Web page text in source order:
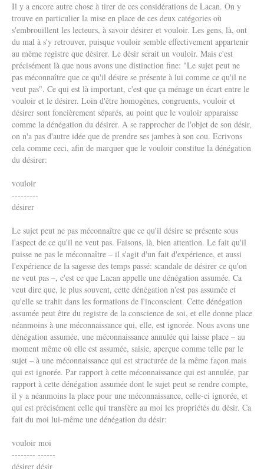
Il y a encore autre chose à tirer de ces considérations de Lacan. On y
trouve en particulier la mise en place de ces deux catégories où
s'embrouillent les lecteurs, à savoir désirer et vouloir. Les gens, là, ont
du mal à s'y retrouver, puisque vouloir semble effectivement appartenir
au même registre que désirer. Le désir serait un vouloir. Mais c'est
précisément là que nous avons une distinction fine: "Le sujet peut ne
pas méconnaître que ce qu'il désire se présente à lui comme ce qu'il ne
veut pas". Ce qui est là important, c'est que ça ménage un écart entre le
vouloir et le désirer. Loin d'être homogènes, congruents, vouloir et
désirer sont foncièrement séparés, au point que le vouloir apparaisse
comme la dénégation du désirer. A se rapprocher de l'objet de son désir,
on n'a pas d'autre idée que de prendre ses jambes à son cou. Ecrivons
cela comme ceci, afin de marquer que le vouloir constitue la dénégation
du désirer:
vouloir
---------
désirer
Le sujet peut ne pas méconnaître que ce qu'il désire se présente sous
l'aspect de ce qu'il ne veut pas. Faisons, là, bien attention. Le fait qu'il
puisse ne pas le méconnaître – il s'agit d'un fait d'expérience, et aussi
l'expérience de la sagesse des temps passé: scandale de désirer ce qu'on
ne veut pas –, c'est ce que Lacan appelle une dénégation assumée. Ca
veut dire que, le plus souvent, cette dénégation n'est pas assumée et
qu'elle se trahit dans les formations de l'inconscient. Cette dénégation
assumée peut être du registre de la conscience de soi, et elle donne place
néanmoins à une méconnaissance qui, elle, est ignorée. Nous avons une
dénégation assumée, une méconnaissance annulée qui laisse place – au
moment même où elle est assumée, saisie, aperçue comme telle par le
sujet – à une méconnaissance qui est structurée de la même façon mais
qui est ignorée. Par rapport à cette méconnaissance qui est annulée, par
rapport à cette dénégation assumée dont le sujet peut se rendre compte,
il y a néanmoins la place pour une méconnaissance, celle-ci ignorée, et
qui est précisément celle qui transfère au moi les propriétés du désir. Ca
fait du moi lui-même une dénégation du désir:
vouloir moi
-------- ------
désirer désir